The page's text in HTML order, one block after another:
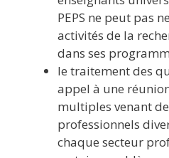
PEPS ne peut pas
activités de la
dans ses
le traitement des
appel à une
multiples venant
professionnels
chaque secteur